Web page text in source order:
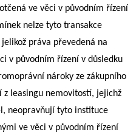
ve věci v původním řízení
nelze tyto transakce
práva převedená na
v původním řízení v důsledku
nároky ze zákupního
z leasingu nemovitostí, jejichž
neopravňují tyto instituce
ve věci v původním řízení